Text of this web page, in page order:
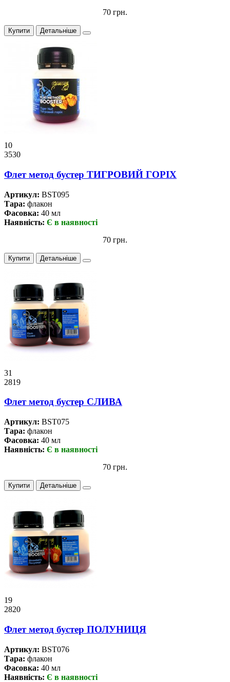
70 грн.
Купити Детальніше
10
3530
Флет метод бустер ТИГРОВИЙ ГОРІХ
Артикул: BST095
Тара: флакон
Фасовка: 40 мл
Наявність: Є в наявності
70 грн.
Купити Детальніше
31
2819
Флет метод бустер СЛИВА
Артикул: BST075
Тара: флакон
Фасовка: 40 мл
Наявність: Є в наявності
70 грн.
Купити Детальніше
19
2820
Флет метод бустер ПОЛУНИЦЯ
Артикул: BST076
Тара: флакон
Фасовка: 40 мл
Наявність: Є в наявності